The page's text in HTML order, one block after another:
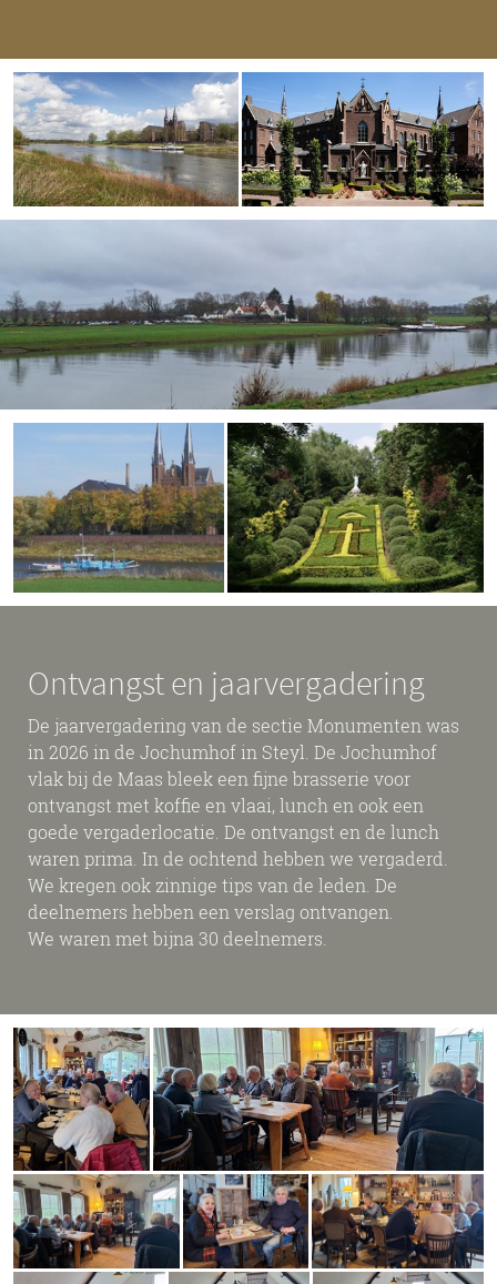
Ontvangst en jaarvergadering
De jaarvergadering van de sectie Monumenten was
in 2026 in de Jochumhof in Steyl. De Jochumhof
vlak bij de Maas bleek een fijne brasserie voor
ontvangst met koffie en vlaai, lunch en ook een
goede vergaderlocatie. De ontvangst en de lunch
waren prima. In de ochtend hebben we vergaderd.
We kregen ook zinnige tips van de leden. De
deelnemers hebben een verslag ontvangen.
We waren met bijna 30 deelnemers.